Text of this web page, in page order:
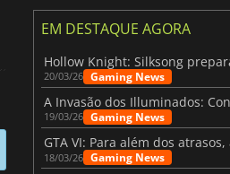
EM DESTAQUE AGORA
20/03/26 Gaming News
19/03/26 Gaming News
18/03/26 Gaming News